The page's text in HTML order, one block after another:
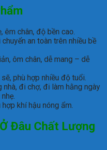
êm chân, độ bền cao.
an toàn trên nhiều bề
ôm chân, dễ mang – dễ
phù hợp nhiều độ tuổi.
đi chợ, đi làm hằng ngày
hợp khí hậu nóng ẩm.
Đâu Chất Lượng